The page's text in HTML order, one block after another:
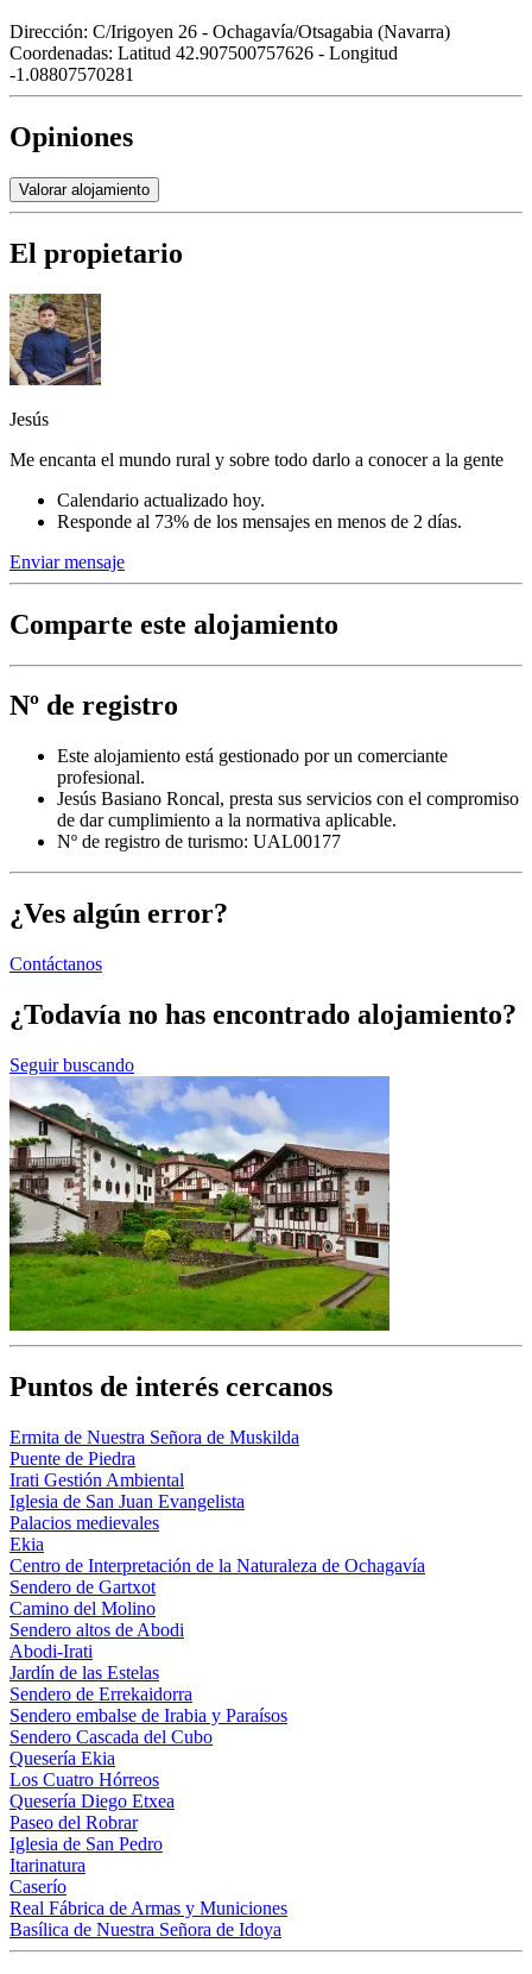
Dirección: C/Irigoyen 26 - Ochagavía/Otsagabia (Navarra)
Coordenadas: Latitud 42.907500757626 - Longitud
-1.08807570281
Opiniones
Valorar alojamiento
El propietario
Jesús
Me encanta el mundo rural y sobre todo darlo a conocer a la gente
Calendario actualizado hoy.
Responde al 73% de los mensajes en menos de 2 días.
Enviar mensaje
Comparte este alojamiento
Nº de registro
Este alojamiento está gestionado por un comerciante
profesional.
Jesús Basiano Roncal, presta sus servicios con el compromiso
de dar cumplimiento a la normativa aplicable.
Nº de registro de turismo: UAL00177
¿Ves algún error?
Contáctanos
¿Todavía no has encontrado alojamiento?
Seguir buscando
Puntos de interés cercanos
Ermita de Nuestra Señora de Muskilda
Puente de Piedra
Irati Gestión Ambiental
Iglesia de San Juan Evangelista
Palacios medievales
Ekia
Centro de Interpretación de la Naturaleza de Ochagavía
Sendero de Gartxot
Camino del Molino
Sendero altos de Abodi
Abodi-Irati
Jardín de las Estelas
Sendero de Errekaidorra
Sendero embalse de Irabia y Paraísos
Sendero Cascada del Cubo
Quesería Ekia
Los Cuatro Hórreos
Quesería Diego Etxea
Paseo del Robrar
Iglesia de San Pedro
Itarinatura
Caserío
Real Fábrica de Armas y Municiones
Basílica de Nuestra Señora de Idoya